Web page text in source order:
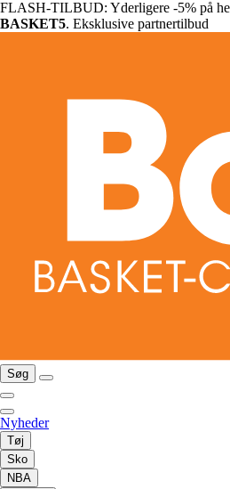
FLASH-TILBUD: Yderligere -5% på
BASKET5. Eksklusive partnertilbud
Søg
Nyheder
Tøj
Sko
NBA